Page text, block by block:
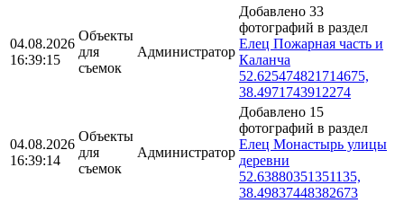
04.08.2026
16:39:15
Объекты
для
съемок
Администратор
Добавлено 33
фотографий в раздел
Елец Пожарная часть и
Каланча
52.625474821714675,
38.4971743912274
04.08.2026
16:39:14
Объекты
для
съемок
Администратор
Добавлено 15
фотографий в раздел
Елец Монастырь улицы
деревни
52.63880351351135,
38.49837448382673